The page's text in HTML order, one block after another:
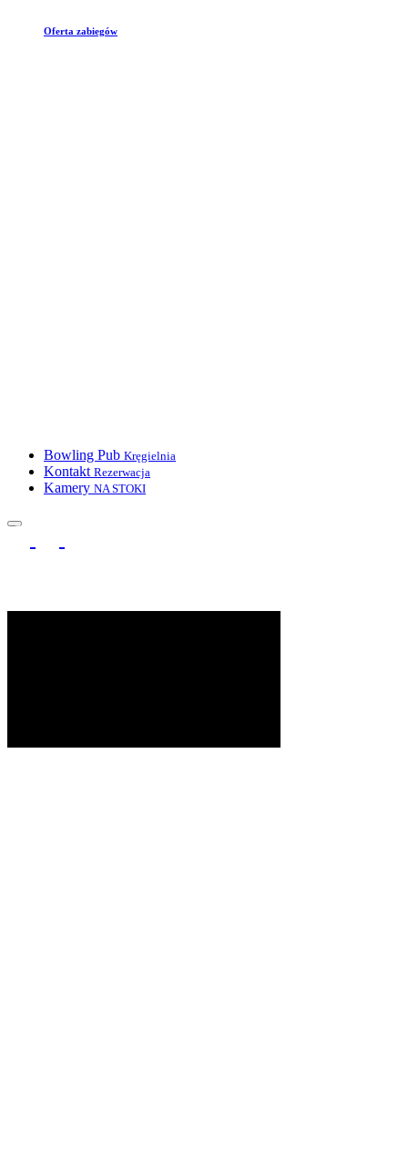
Oferta zabiegów
Bowling Pub Kręgielnia
Kontakt Rezerwacja
Kamery NA STOKI